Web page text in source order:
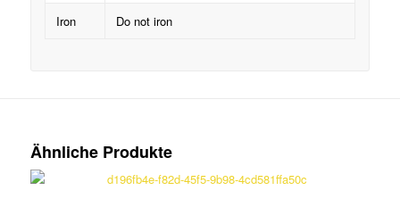
Iron Do not iron
Ähnliche Produkte